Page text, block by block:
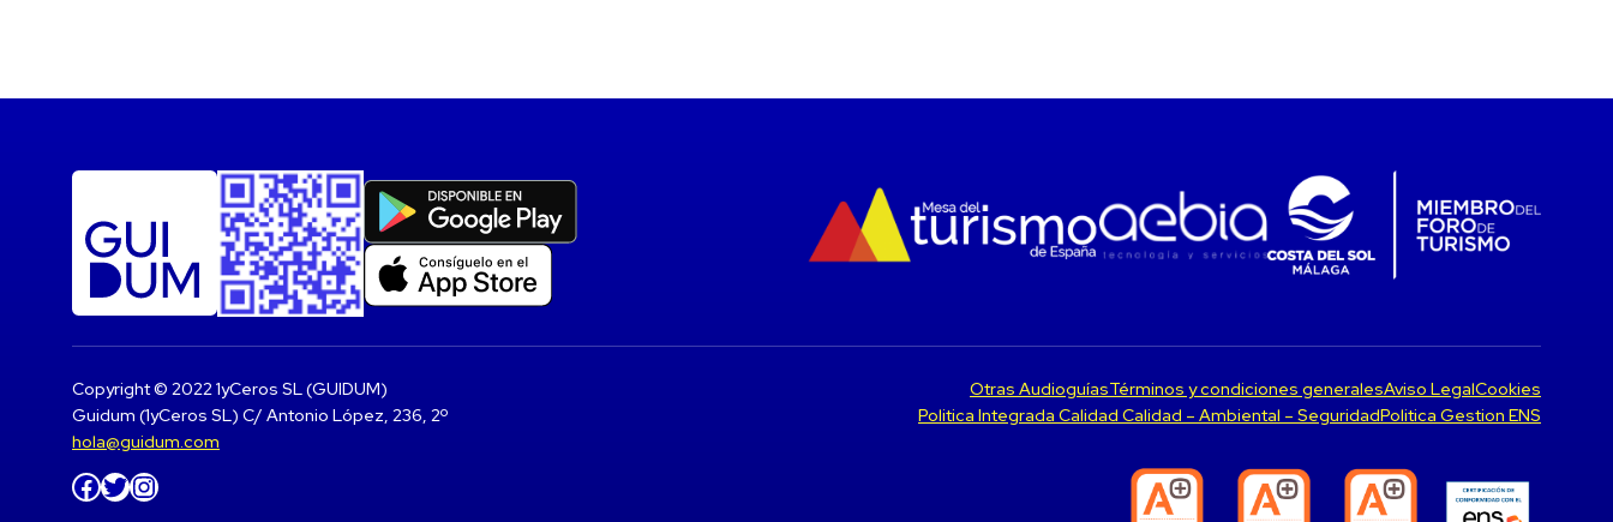
Copyright © 2022 1yCeros SL (GUIDUM)
Guidum (1yCeros SL) C/ Antonio López, 236, 2º
hola@guidum.com
Facebook Twitter Instagram
Otras AudioguíasTérminos y condiciones generalesAviso LegalCookies
Politica Integrada Calidad Calidad – Ambiental – SeguridadPolitica Gestion ENS